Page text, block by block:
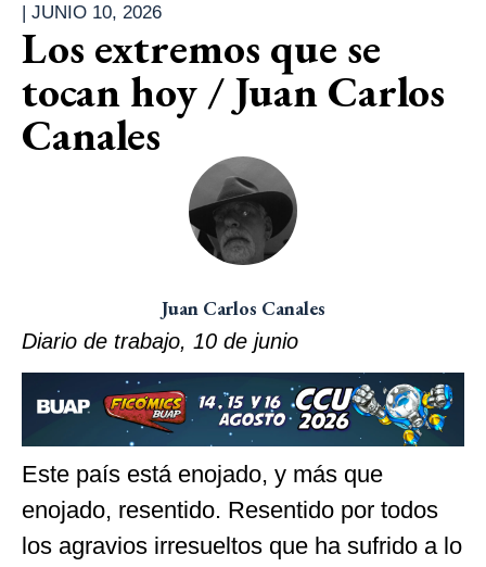
| JUNIO 10, 2026
Los extremos que se
tocan hoy / Juan Carlos
Canales
Juan Carlos Canales
Diario de trabajo, 10 de junio
Este país está enojado, y más que
enojado, resentido. Resentido por todos
los agravios irresueltos que ha sufrido a lo